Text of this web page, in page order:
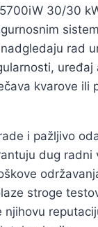
30/30
rad
uređaj
kvarove ili
i pažljivo
dug radni
stroge
njihovu